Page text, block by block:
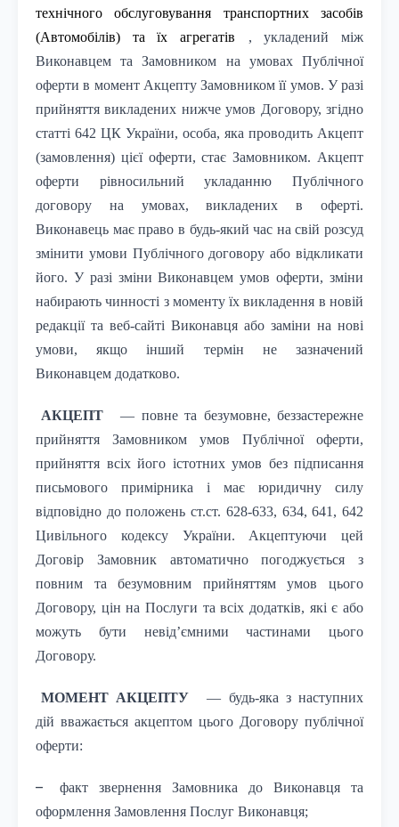
технічного обслуговування транспортних засобів
(Автомобілів) та їх агрегатів
, укладений між
Виконавцем та Замовником на умовах Публічної
оферти в момент Акцепту Замовником її умов. У разі
прийняття викладених нижче умов Договору, згідно
статті 642 ЦК України, особа, яка проводить Акцепт
(замовлення) цієї оферти, стає Замовником. Акцепт
оферти рівносильний укладанню Публічного
договору на умовах, викладених в оферті.
Виконавець має право в будь-який час на свій розсуд
змінити умови Публічного договору або відкликати
його. У разі зміни Виконавцем умов оферти, зміни
набирають чинності з моменту їх викладення в новій
редакції та веб-сайті Виконавця або заміни на нові
умови, якщо інший термін не зазначений
Виконавцем додатково.
АКЦЕПТ
— повне та безумовне, беззастережне
прийняття Замовником умов Публічної оферти,
прийняття всіх його істотних умов без підписання
письмового примірника і має юридичну силу
відповідно до положень ст.ст. 628-633, 634, 641, 642
Цивільного кодексу України. Акцептуючи цей
Договір Замовник автоматично погоджується з
повним та безумовним прийняттям умов цього
Договору, цін на Послуги та всіх додатків, які є або
можуть бути невід’ємними частинами цього
Договору.
МОМЕНТ АКЦЕПТУ
— будь-яка з наступних
дій вважається акцептом цього Договору публічної
оферти:
–
факт звернення Замовника до Виконавця та
оформлення Замовлення Послуг Виконавця;